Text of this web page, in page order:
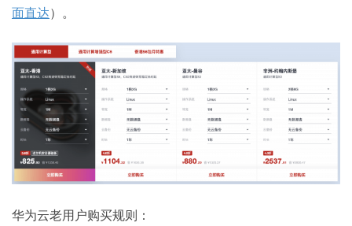
面直达）。
华为云老用户购买规则：